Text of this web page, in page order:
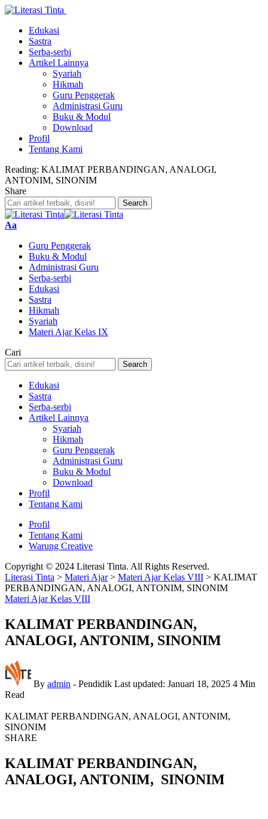
Edukasi
Sastra
Serba-serbi
Artikel Lainnya
Syariah
Hikmah
Guru Penggerak
Administrasi Guru
Buku & Modul
Download
Profil
Tentang Kami
Reading: KALIMAT PERBANDINGAN, ANALOGI,
ANTONIM, SINONIM
Share
Font
Aa
Guru Penggerak
Buku & Modul
Administrasi Guru
Serba-serbi
Edukasi
Sastra
Hikmah
Syariah
Materi Ajar Kelas IX
Cari
Edukasi
Sastra
Serba-serbi
Artikel Lainnya
Syariah
Hikmah
Guru Penggerak
Administrasi Guru
Buku & Modul
Download
Profil
Tentang Kami
Profil
Tentang Kami
Warung Creative
Copyright © 2024 Literasi Tinta. All Rights Reserved.
Literasi Tinta > Materi Ajar> Materi Ajar Kelas VIII > KALIMAT
PERBANDINGAN, ANALOGI, ANTONIM, SINONIM
Materi Ajar Kelas VIII
KALIMAT PERBANDINGAN,
ANALOGI, ANTONIM, SINONIM
By admin - Pendidik Last updated: Januari 18, 2025 4 Min
Read
KALIMAT PERBANDINGAN, ANALOGI, ANTONIM,
SINONIM
SHARE
KALIMAT PERBANDINGAN,
ANALOGI, ANTONIM, SINONIM